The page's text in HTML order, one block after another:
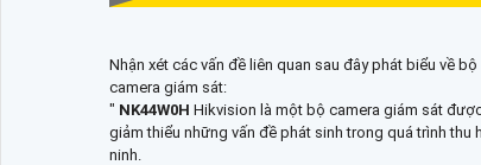
Nhận xét các vấn đề liên quan sau đây phát biểu về bộ
camera giám sát:
" NK44W0H Hikvision là một bộ camera giám sát
giảm thiểu những vấn đề phát sinh trong quá trình
ninh.